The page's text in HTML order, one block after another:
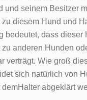
und seinem Besitzer
diesem Hund und
bedeutet, dass dieser
anderen Hunden
verträgt. Wie groß
sich natürlich von
abgeklärt